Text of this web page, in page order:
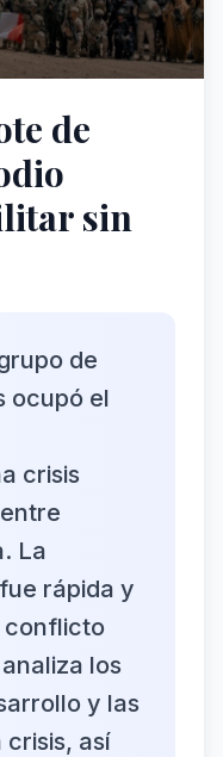
de
sin
de
ocupó el
crisis
La
rápida y
conflicto
los
y las
así